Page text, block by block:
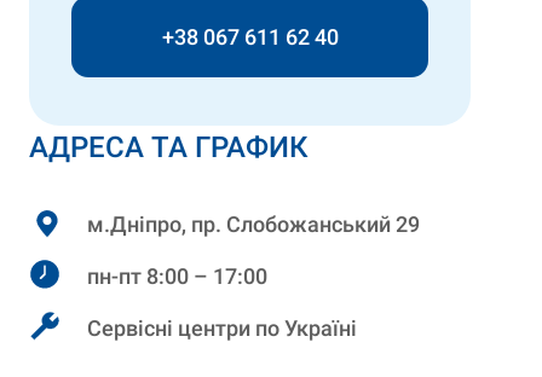
АДРЕСА ТА ГРАФИК
м.Дніпро, пр. Слобожанський 29
пн-пт 8:00 – 17:00
Сервісні центри по Україні
+38 067 611 62 40